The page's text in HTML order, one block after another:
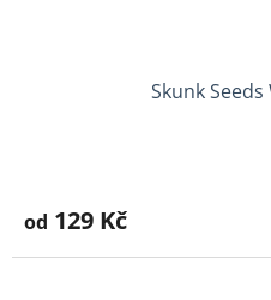
Skunk
produktu
4,2
od 129 Kč